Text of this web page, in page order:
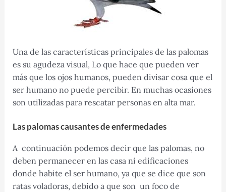
Una de las características principales de las palomas
es su agudeza visual, Lo que hace que pueden ver
más que los ojos humanos, pueden divisar cosa que el
ser humano no puede percibir. En muchas ocasiones
son utilizadas para rescatar personas en alta mar.
Las palomas causantes de enfermedades
A continuación podemos decir que las palomas, no
deben permanecer en las casa ni edificaciones
donde habite el ser humano, ya que se dice que son
ratas voladoras, debido a que son un foco de